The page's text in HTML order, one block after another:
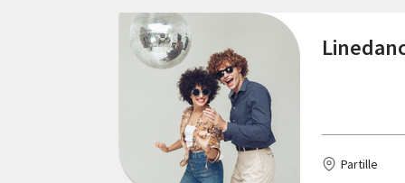
Fjärdhundra
Floda
Funäsdalen
Gotland
Partille